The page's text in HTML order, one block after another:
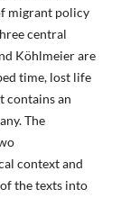
migrant policy
central
Köhlmeier are
time, lost life
contains an
The
context and
the texts into